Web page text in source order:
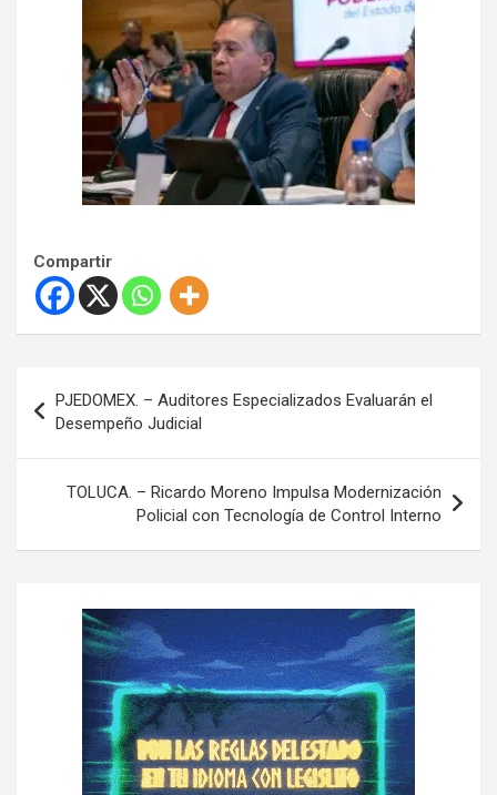
Compartir
v
a
PJEDOMEX. – Auditores Especializados Evaluarán el
Desempeño Judicial
TOLUCA. – Ricardo Moreno Impulsa Modernización
Policial con Tecnología de Control Interno